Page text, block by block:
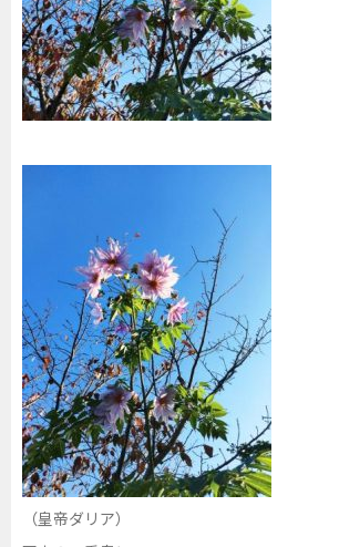
（皇帝ダリア）